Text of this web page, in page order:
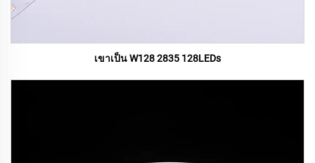
เขาเป็น W128 2835 128LEDs